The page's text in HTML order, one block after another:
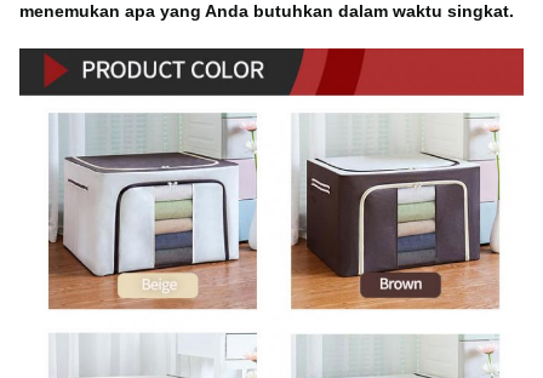
menemukan apa yang Anda butuhkan dalam waktu singkat.